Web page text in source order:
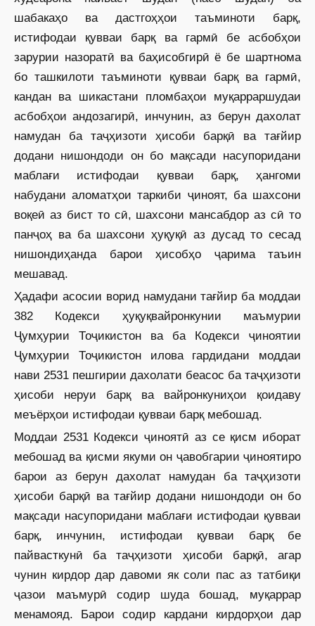
шабакаҳо ва дастгоҳҳои таъминоти барқ,
истифодаи қувваи барқ ва гармӣ бе асбобҳои
зарурии назоратӣ ва баҳисобгирӣ ё бе шартнома
бо ташкилоти таъминоти қувваи барқ ва гармӣ,
кандан ва шикастани пломбаҳои муқарраршудаи
асбобҳои андозагирӣ, инчунин, аз берун дахолат
намудан ба таҷҳизоти ҳисоби барқӣ ва тағйир
додани нишондоди он бо мақсади насупоридани
маблағи истифодаи қувваи барқ, ҳангоми
набудани аломатҳои таркиби ҷиноят, ба шахсони
воқеӣ аз бист то сӣ, шахсони мансабдор аз сӣ то
панҷоҳ ва ба шахсони ҳуқуқӣ аз дусад то сесад
нишондиҳанда барои ҳисобҳо ҷарима таъин
мешавад.
Ҳадафи асосии ворид намудани тағйир ба моддаи
382 Кодекси ҳуқуқвайронкунии маъмурии
Ҷумҳурии Тоҷикистон ва ба Кодекси ҷиноятии
Ҷумҳурии Тоҷикистон илова гардидани моддаи
нави 2531 пешгирии дахолати беасос ба таҷҳизоти
ҳисоби неруи барқ ва вайронкуниҳои қоидаву
меъёрҳои истифодаи қувваи барқ мебошад.
Моддаи 2531 Кодекси ҷиноятӣ аз се қисм иборат
мебошад ва қисми якуми он ҷавобгарии ҷиноятиро
барои аз берун дахолат намудан ба таҷҳизоти
ҳисоби барқӣ ва тағйир додани нишондоди он бо
мақсади насупоридани маблағи истифодаи қувваи
барқ, инчунин, истифодаи қувваи барқ бе
пайвасткунӣ ба таҷҳизоти ҳисоби барқӣ, агар
чунин кирдор дар давоми як соли пас аз татбиқи
ҷазои маъмурӣ содир шуда бошад, муқаррар
менамояд. Барои содир кардани кирдорҳои дар